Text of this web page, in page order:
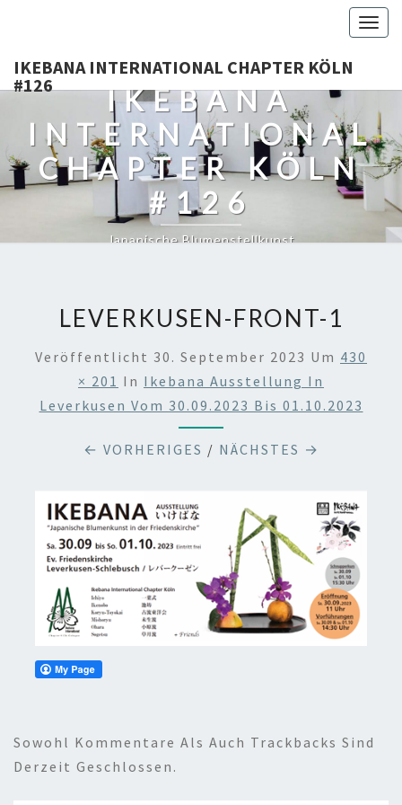
IKEBANA INTERNATIONAL CHAPTER KÖLN
#126
IKEBANA
INTERNATIONAL
CHAPTER KÖLN
#126
Japanische Blumenstellkunst
LEVERKUSEN-FRONT-1
Veröffentlicht 30. September 2023 Um 430
× 201 In Ikebana Ausstellung In
Leverkusen Vom 30.09.2023 Bis 01.10.2023
← VORHERIGES / NÄCHSTES →
Sowohl Kommentare Als Auch Trackbacks Sind
Derzeit Geschlossen.